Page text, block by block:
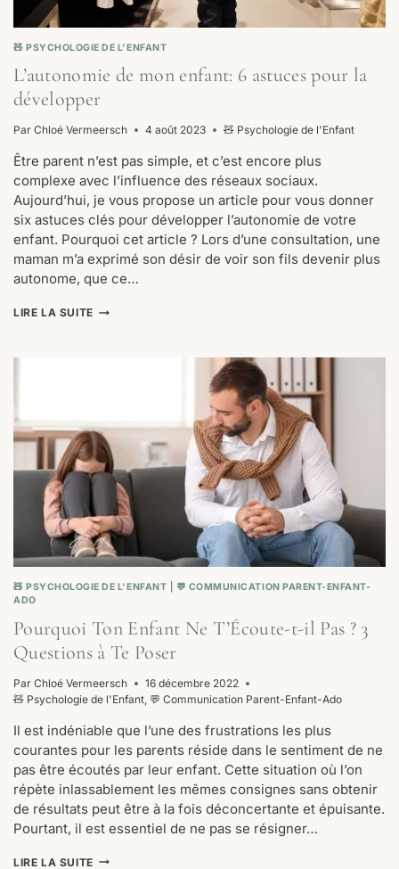
🧸 PSYCHOLOGIE DE L'ENFANT
L’autonomie de mon enfant: 6 astuces pour la
développer
Par Chloé Vermeersch 4 août 2023 🧸 Psychologie de l'Enfant
Être parent n’est pas simple, et c’est encore plus
complexe avec l’influence des réseaux sociaux.
Aujourd’hui, je vous propose un article pour vous donner
six astuces clés pour développer l’autonomie de votre
enfant. Pourquoi cet article ? Lors d’une consultation, une
maman m’a exprimé son désir de voir son fils devenir plus
autonome, que ce…
LIRE LA SUITEL’AUTONOMIE
DÉVELOPPER
🧸 PSYCHOLOGIE DE L'ENFANT
💬 COMMUNICATION PARENT-ENFANT-
ADO
Pourquoi Ton Enfant Ne T’Écoute-t-il Pas ? 3
Questions à Te Poser
Par Chloé Vermeersch
16 décembre 2022
🧸 Psychologie de l'Enfant 💬 Communication Parent-Enfant-Ado
Il est indéniable que l’une des frustrations les plus
courantes pour les parents réside dans le sentiment de ne
pas être écoutés par leur enfant. Cette situation où l’on
répète inlassablement les mêmes consignes sans obtenir
de résultats peut être à la fois déconcertante et épuisante.
Pourtant, il est essentiel de ne pas se résigner…
LIRE LA SUITEPOURQUOI